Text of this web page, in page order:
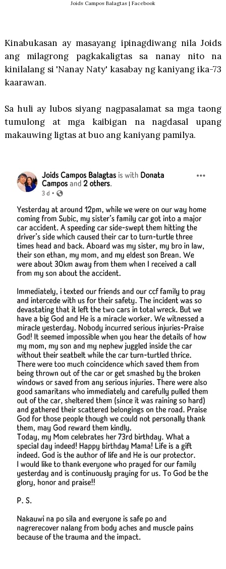
Joids Campos Balagtas | Facebook
Kinabukasan ay masayang ipinagdiwang nila Joids
ang milagrong pagkakaligtas sa nanay nito na
kinilalang si 'Nanay Naty' kasabay ng kaniyang ika-73
kaarawan.
Sa huli ay lubos siyang nagpasalamat sa mga taong
tumulong at mga kaibigan na nagdasal upang
makauwing ligtas at buo ang kaniyang pamilya.